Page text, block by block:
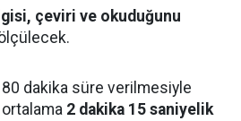
çeviri ve okuduğunu
dakika süre verilmesiyle
ortalama 2 dakika 15 saniyelik